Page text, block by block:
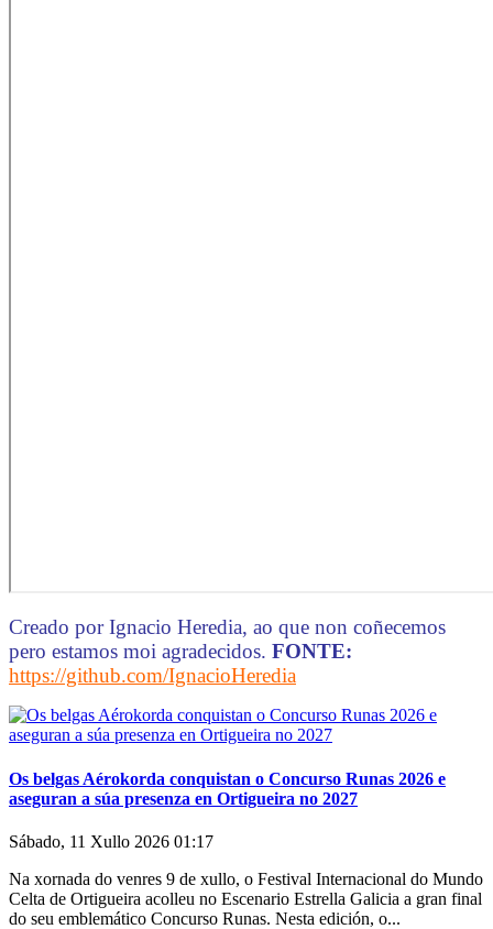
Creado por Ignacio Heredia, ao que non coñecemos
pero estamos moi agradecidos. FONTE:
https://github.com/IgnacioHeredia
Os belgas Aérokorda conquistan o Concurso Runas 2026 e
aseguran a súa presenza en Ortigueira no 2027
Sábado, 11 Xullo 2026 01:17
Na xornada do venres 9 de xullo, o Festival Internacional do Mundo
Celta de Ortigueira acolleu no Escenario Estrella Galicia a gran final
do seu emblemático Concurso Runas. Nesta edición, o...